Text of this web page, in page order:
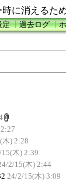
に消えるた
定┃過去ログ┃
木) 2:28
木) 2:39
2/15(木) 2:44
24/2/15(木) 3:09